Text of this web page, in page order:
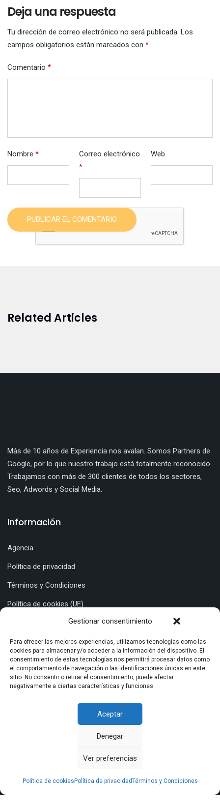
Gestionar consentimiento
Para ofrecer las mejores experiencias, utilizamos tecnologías como las
cookies para almacenar y/o acceder a la información del dispositivo. El
consentimiento de estas tecnologías nos permitirá procesar datos como
el comportamiento de navegación o las identificaciones únicas en este
sitio. No consentir o retirar el consentimiento, puede afectar
negativamente a ciertas características y funciones.
Aceptar
Denegar
Ver preferencias
Política de cookies Política de privacidadTérminos y Condiciones
Deja una respuesta
Tu dirección de correo electrónico no será publicada. Los
campos obligatorios están marcados con *
Comentario *
Nombre *
Correo electrónico
*
Web
PUBLICAR EL COMENTARIO
Related Articles
Más de 10 años de Experiencia nos avalan. Somos Partners de
Google, por lo que nuestro trabajo está totalmente reconocido.
Trabajamos con más de 300 clientes de todos los sectores,
Seo, Adwords y Social Media.
Información
Agencia
Política de privacidad
Términos y Condiciones
Política de cookies (UE)
Sede Central
Bulevar Marie Curie, Urb. Cerrado del Aguila, 2, Oficina 2, Mijas
Costa (Málaga)
VERDE O ECONOMÍA DIGITAL | PONTE SAL PUBLICIDAD S.L.U |